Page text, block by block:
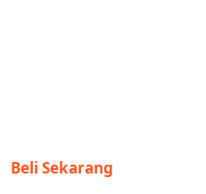
Beli Sekarang